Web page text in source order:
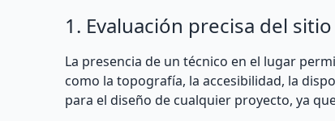
1. Evaluación precisa del sitio
La presencia de un técnico en el lugar
como la topografía, la accesibilidad, la
para el diseño de cualquier proyecto, ya